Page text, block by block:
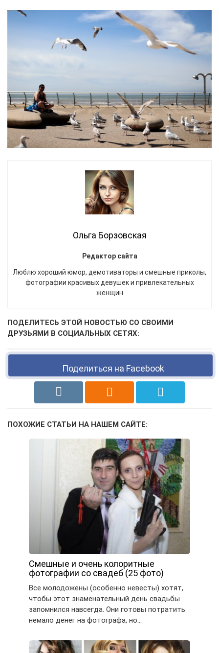
Ольга Борзовская
Редактор сайта
Люблю хороший юмор, демотиваторы и смешные приколы,
фотографии красивых девушек и привлекательных
женщин
ПОДЕЛИТЕСЬ ЭТОЙ НОВОСТЬЮ СО СВОИМИ
ДРУЗЬЯМИ В СОЦИАЛЬНЫХ СЕТЯХ:
Поделиться на Facebook
ПОХОЖИЕ СТАТЬИ НА НАШЕМ САЙТЕ:
Смешные и очень колоритные
фотографии со свадеб (25 фото)
Все молодожены (особенно невесты) хотят,
чтобы этот знаменательный день свадьбы
запомнился навсегда. Они готовы потратить
немало денег на фотографа, но…